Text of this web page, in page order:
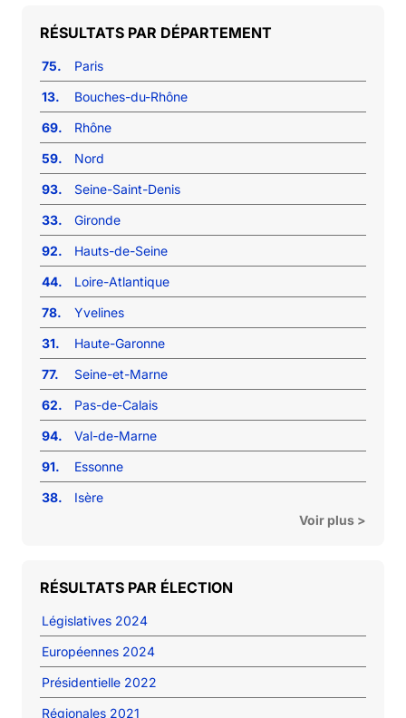
RÉSULTATS PAR DÉPARTEMENT
75.
Paris
13.
Bouches-du-Rhône
69.
Rhône
59.
Nord
93.
Seine-Saint-Denis
33.
Gironde
92.
Hauts-de-Seine
44.
Loire-Atlantique
78.
Yvelines
31.
Haute-Garonne
77.
Seine-et-Marne
62.
Pas-de-Calais
94.
Val-de-Marne
91.
Essonne
38.
Isère
Voir plus >
RÉSULTATS PAR ÉLECTION
Législatives 2024
Européennes 2024
Présidentielle 2022
Régionales 2021